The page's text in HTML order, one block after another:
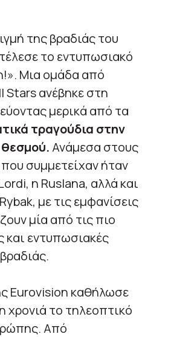
της βραδιάς του
το εντυπωσιακό
Μια ομάδα από
Stars ανέβηκε στη
μερικά από τα
τραγούδια στην
θεσμού. Ανάμεσα στους
που συμμετείχαν ήταν
η Ruslana, αλλά και
με τις εμφανίσεις
μία από τις πιο
και εντυπωσιακές
Eurovision καθήλωσε
χρονιά το τηλεοπτικό
Από